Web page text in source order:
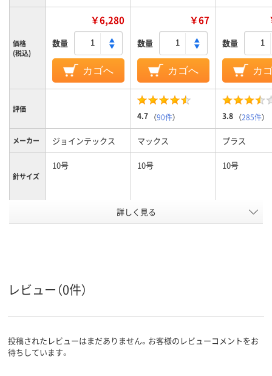
価格
(税込)
￥6,280
数量
カゴへ
￥67
数量
カゴへ
数量
カ
評価
4.7 （90件） 3.8 （285件）
メーカー ジョインテックス マックス プラス
針サイズ
10号 10号 10号
35 35
詳しく見る
レビュー（0件）
投稿されたレビューはまだありません。お客様のレビューコメントをお
待ちしています。